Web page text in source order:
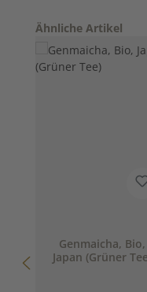
Produktgalerie
Ähnliche Artikel
Genmaicha, Bio,
Japan (Grüner